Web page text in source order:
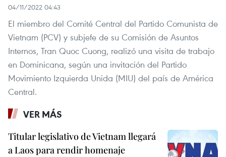
04/11/2022 04:43
El miembro del Comité Central del Partido Comunista de
Vietnam (PCV) y subjefe de su Comisión de Asuntos
Internos, Tran Quoc Cuong, realizó una visita de trabajo
en Dominicana, según una invitación del Partido
Movimiento Izquierda Unida (MIU) del país de América
Central.
VER MÁS
Titular legislativo de Vietnam llegará
a Laos para rendir homenaje